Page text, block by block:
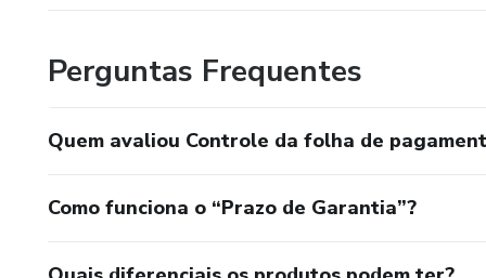
Perguntas Frequentes
Quem avaliou Controle da folha de
Como funciona o “Prazo de Garantia”?